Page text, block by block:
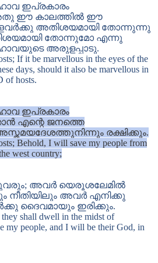
ഇപ്രകാരം
ഈ കാലത്തിൽ ഈ
അതിശയമായി തോന്നുന്നു
തോന്നുമോ എന്നു
അരുളപ്പാടു.
If it be marvellous in the eyes of the
days, should it also be marvellous in
of hosts.
ഇപ്രകാരം
എന്റെ ജനത്തെ
രക്ഷിക്കും.
Behold, I will save my people from
west country;
അവർ യെരൂശലേമിൽ
നീതിയിലും അവർ എനിക്കു
ദൈവമായും ഇരിക്കും.
shall dwell in the midst of
my people, and I will be their God, in